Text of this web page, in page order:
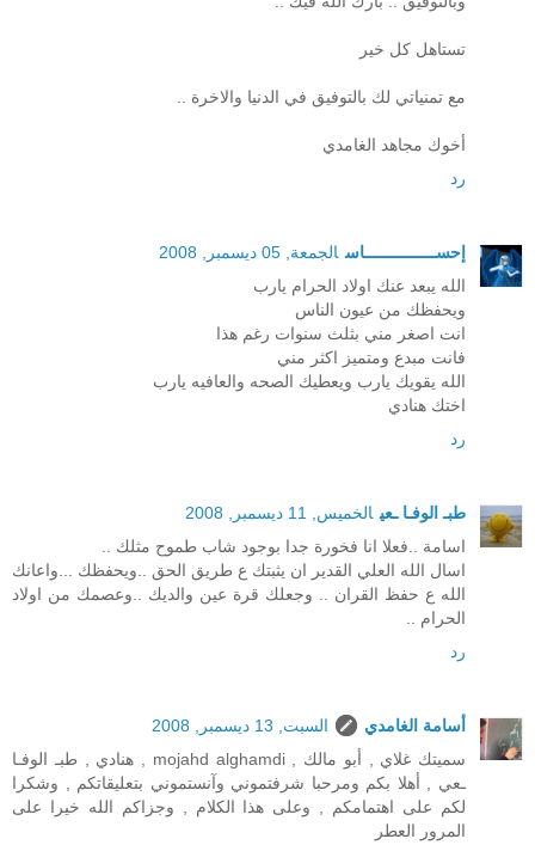
تستاهل كل خير
مع تمنياتي لك بالتوفيق في الدنيا والاخرة ..
أخوك مجاهد الغامدي
رد
إحســـــــــــــــاس الجمعة, 05 ديسمبر, 2008
الله يبعد عنك اولاد الحرام يارب
ويحفظك من عيون الناس
انت اصغر مني بثلث سنوات رغم هذا
فانت مبدع ومتميز اكثر مني
الله يقويك يارب ويعطيك الصحه والعافيه يارب
اختك هنادي
رد
طبـ الوفـا ـعي الخميس, 11 ديسمبر, 2008
اسامة ..فعلا انا فخورة جدا بوجود شاب طموح مثلك ..
اسال الله العلي القدير ان يثبتك ع طريق الحق ..ويحفظك ...واعانك
الله ع حفظ القران .. وجعلك قرة عين والديك ..وعصمك من اولاد
الحرام ..
رد
أسامة الغامدي
السبت, 13 ديسمبر, 2008
سميتك غلاي , أبو مالك , mojahd alghamdi , هنادي , طبـ الوفـا
ـعي , أهلا بكم ومرحبا شرفتموني وآنستموني بتعليقاتكم , وشكرا
لكم على اهتمامكم , وعلى هذا الكلام , وجزاكم الله خيرا على
المرور العطر